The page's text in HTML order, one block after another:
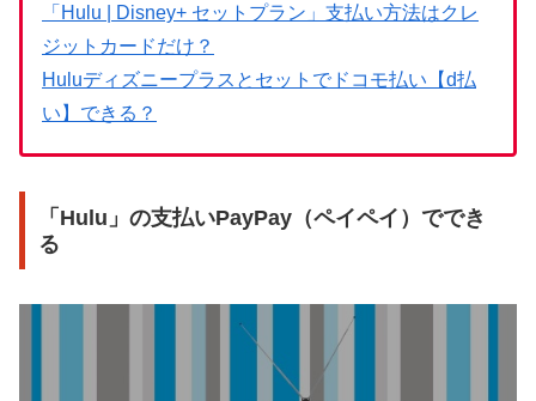
「Hulu | Disney+ セットプラン」支払い方法はクレ
ジットカードだけ？
Huluディズニープラスとセットでドコモ払い【d払
い】できる？
「Hulu」の支払いPayPay（ペイペイ）ででき
る